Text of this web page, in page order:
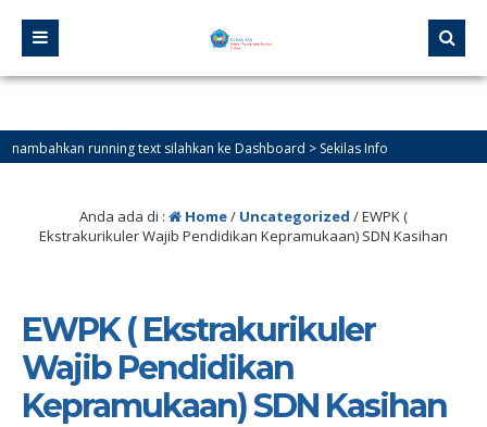
running text silahkan ke Dashboard > Sekilas Info
Anda ada di : Home/ Uncategorized /EWPK (
Ekstrakurikuler Wajib Pendidikan Kepramukaan) SDN Kasihan
EWPK ( Ekstrakurikuler
Wajib Pendidikan
Kepramukaan) SDN Kasihan